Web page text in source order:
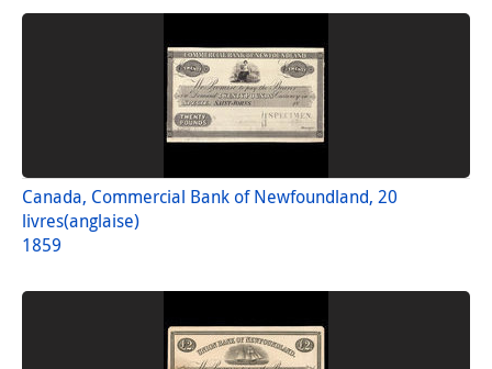
Canada, Commercial Bank of Newfoundland, 20
livres(anglaise)
1859